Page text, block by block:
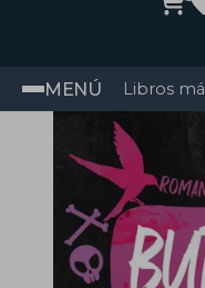
MENÚ Libros